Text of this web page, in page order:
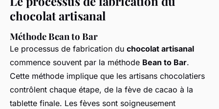
chocolat artisanal
Méthode Bean to Bar
Le processus de fabrication du chocolat artisanal
commence souvent par la méthode Bean to Bar.
Cette méthode implique que les artisans chocolatiers
contrôlent chaque étape, de la fève de cacao à la
tablette finale. Les fèves sont soigneusement